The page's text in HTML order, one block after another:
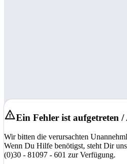
Ein Fehler ist aufgetreten
Wir bitten die verursachten
Wenn Du Hilfe benötigst, steht Dir
(0)30 - 81097 - 601 zur Verfügung.